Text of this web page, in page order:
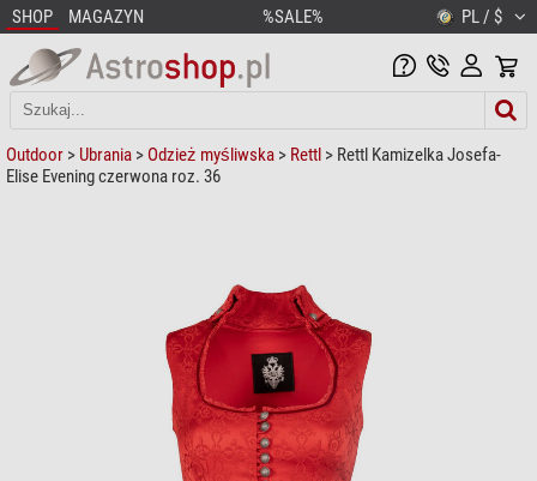
SHOP MAGAZYN %SALE% PL / $
Outdoor > Ubrania > Odzież myśliwska > Rettl > Rettl Kamizelka Josefa-
Elise Evening czerwona roz. 36